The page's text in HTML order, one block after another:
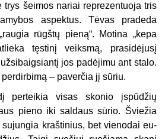
trys šeimos nariai reprezentuoja tris
aspektus. Tėvas pradeda
rūgštų pieną“. Motina „ke­pa
tęstinį veiksmą, prasidėjusį
jos padėjimu ant stalo.
– paverčia jį sūriu.
perteikia visas skonio įspūdžių
pie­no iki saldaus sūrio. Šviežia
sujungia kraštinius, bet vienodai eu­